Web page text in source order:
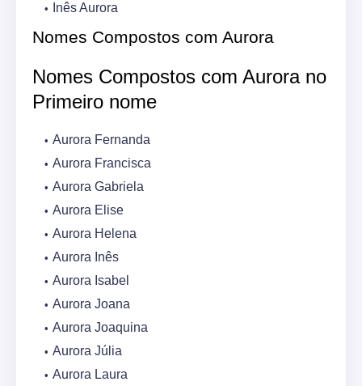
Inês Aurora
Nomes Compostos com Aurora
Nomes Compostos com Aurora no
Primeiro nome
Aurora Fernanda
Aurora Francisca
Aurora Gabriela
Aurora Elise
Aurora Helena
Aurora Inês
Aurora Isabel
Aurora Joana
Aurora Joaquina
Aurora Júlia
Aurora Laura